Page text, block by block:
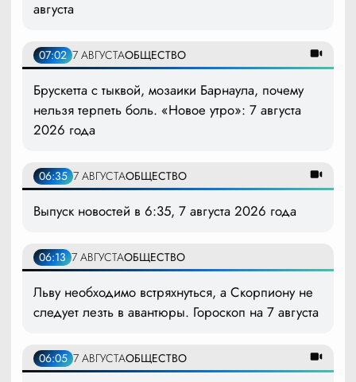
августа
07:02 7 АВГУСТАОБЩЕСТВО
Брускетта с тыквой, мозаики Барнаула, почему
нельзя терпеть боль. «Новое утро»: 7 августа
2026 года
06:35 7 АВГУСТАОБЩЕСТВО
Выпуск новостей в 6:35, 7 августа 2026 года
06:13 7 АВГУСТАОБЩЕСТВО
Льву необходимо встряхнуться, а Скорпиону не
следует лезть в авантюры. Гороскоп на 7 августа
06:05 7 АВГУСТАОБЩЕСТВО